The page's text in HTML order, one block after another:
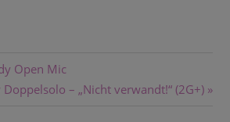
Open Mic
– „Nicht verwandt!“ (2G+)